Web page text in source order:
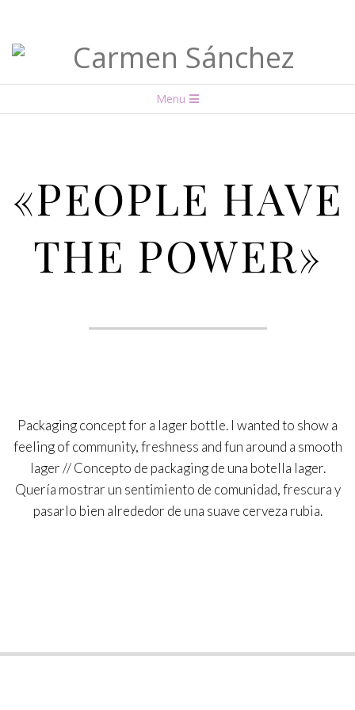
Carmen
Sánchez Menu
«PEOPLE HAVE
THE POWER»
Packaging concept for a lager bottle. I wanted to show a
feeling of community, freshness and fun around a smooth
lager // Concepto de packaging de una botella lager.
Quería mostrar un sentimiento de comunidad, frescura y
pasarlo bien alrededor de una suave cerveza rubia.